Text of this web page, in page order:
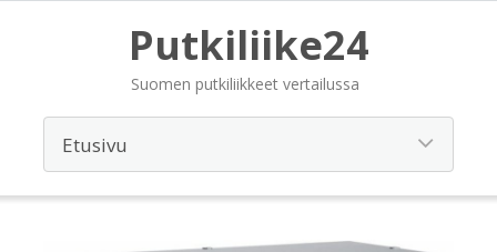
Putkiliike24
Suomen putkiliikkeet vertailussa